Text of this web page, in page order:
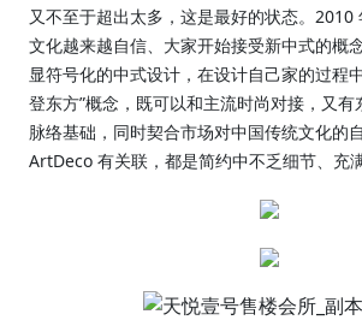
又不至于超出太多，这是最好的状态。2010
文化越来越自信、大家开始接受新中式的概
显符号化的中式设计，在设计自己家的过程
登东方”概念，既可以和主流时尚对接，又
脉络基础，同时契合市场对中国传统文化的
ArtDeco 有关联，都是简约中不乏细节、充